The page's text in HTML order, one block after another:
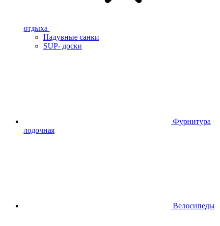
отдыха
Надувные санки
SUP- доски
Фурнитура
лодочная
Велосипеды